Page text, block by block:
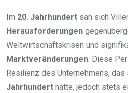
Im 20. Jahrhundert sah sich
Herausforderungen
Weltwirtschaftskrisen und
Marktveränderungen . Diese
Resilienz des Unternehmens, das
Jahrhundert hatte, jedoch stets